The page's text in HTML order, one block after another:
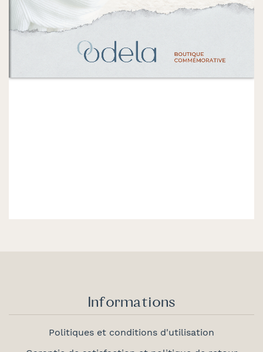
Informations
Politiques et conditions d'utilisation